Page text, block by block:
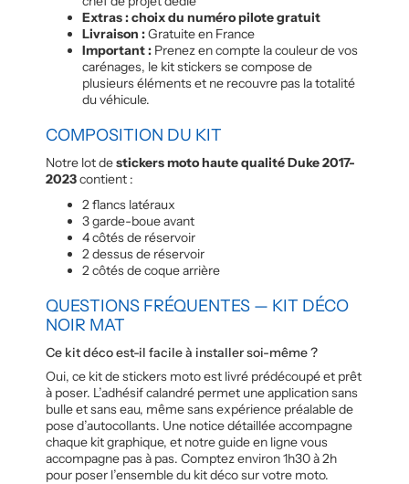
Extras : choix du numéro pilote gratuit
Livraison :Gratuite en France
Important : Prenez en compte la couleur de vos
carénages, le kit stickers se compose de
plusieurs éléments et ne recouvre pas la totalité
du véhicule.
COMPOSITION DU KIT
Notre lot destickers moto haute qualité Duke 2017-
2023contient :
2 flancs latéraux
3 garde-boue avant
4 côtés de réservoir
2 dessus de réservoir
2 côtés de coque arrière
QUESTIONS FRÉQUENTES — KIT DÉCO
NOIR MAT
Ce kit déco est-il facile à installer soi-même ?
Oui, ce kit de stickers moto est livré prédécoupé et prêt
à poser. L’adhésif calandré permet une application sans
bulle et sans eau, même sans expérience préalable de
pose d’autocollants. Une notice détaillée accompagne
chaque kit graphique, et notre guide en ligne vous
accompagne pas à pas. Comptez environ 1h30 à 2h
pour poser l’ensemble du kit déco sur votre moto.